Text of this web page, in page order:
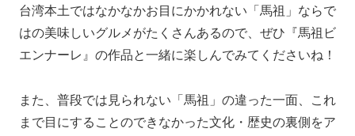
台湾本土ではなかなかお目にかかれない「馬祖」ならで
はの美味しいグルメがたくさんあるので、ぜひ『馬祖ビ
エンナーレ』の作品と一緒に楽しんでみてくださいね！
また、普段では見られない「馬祖」の違った一面、これ
まで目にすることのできなかった文化・歴史の裏側をア